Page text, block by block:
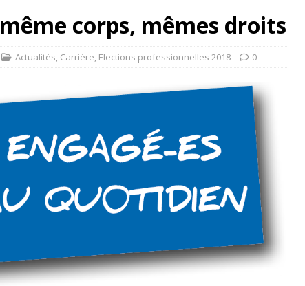
corps, mêmes droits
Actualités, Carrière, Elections professionnelles 2018 0